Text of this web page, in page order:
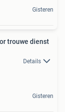
Gisteren
trouwe dienst
Details
Gisteren